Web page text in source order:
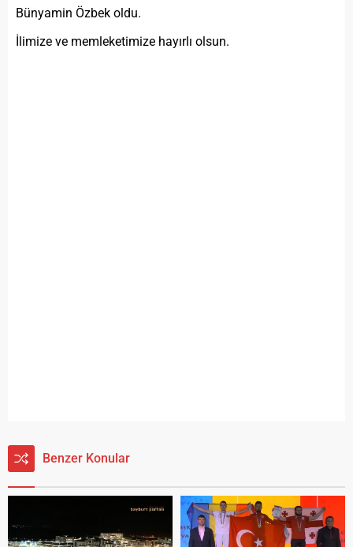
Bünyamin Özbek oldu.
İlimize ve memleketimize hayırlı olsun.
Benzer Konular